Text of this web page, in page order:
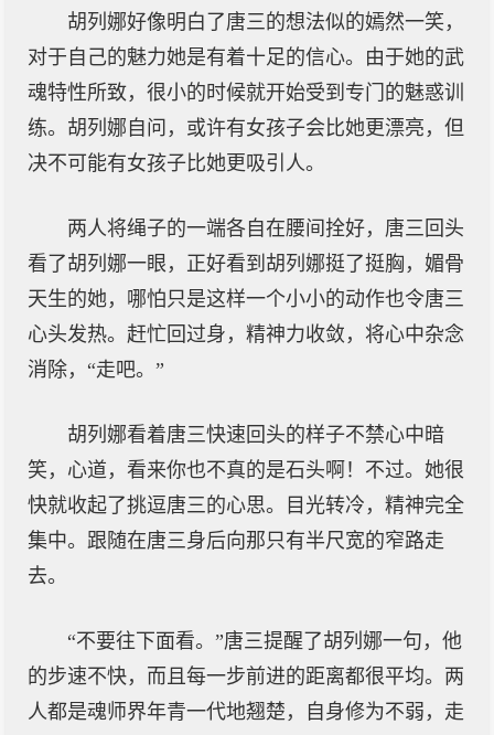
胡列娜好像明白了唐三的想法似的嫣然一笑，
对于自己的魅力她是有着十足的信心。由于她的武
魂特性所致，很小的时候就开始受到专门的魅惑训
练。胡列娜自问，或许有女孩子会比她更漂亮，但
决不可能有女孩子比她更吸引人。
两人将绳子的一端各自在腰间拴好，唐三回头
看了胡列娜一眼，正好看到胡列娜挺了挺胸，媚骨
天生的她，哪怕只是这样一个小小的动作也令唐三
心头发热。赶忙回过身，精神力收敛，将心中杂念
消除，“走吧。”
胡列娜看着唐三快速回头的样子不禁心中暗
笑，心道，看来你也不真的是石头啊！不过。她很
快就收起了挑逗唐三的心思。目光转冷，精神完全
集中。跟随在唐三身后向那只有半尺宽的窄路走
去。
“不要往下面看。”唐三提醒了胡列娜一句，他
的步速不快，而且每一步前进的距离都很平均。两
人都是魂师界年青一代地翘楚，自身修为不弱，走